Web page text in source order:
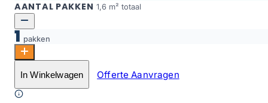
AANTAL PAKKEN 1,6 m² totaal
1 pakken
Peckham XL click SRC taupe aantal
Toevoegen aan winkelwagen
In Winkelwagen Offerte Aanvragen